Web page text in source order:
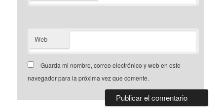
Web
Guarda mi nombre, correo electrónico y web en este
navegador para la próxima vez que comente.